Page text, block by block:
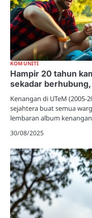
KOMUNITI
Hampir 20 tahun
sekadar
Kenangan di UTeM (2005-
sejahtera buat semua
lembaran album
30/08/2025